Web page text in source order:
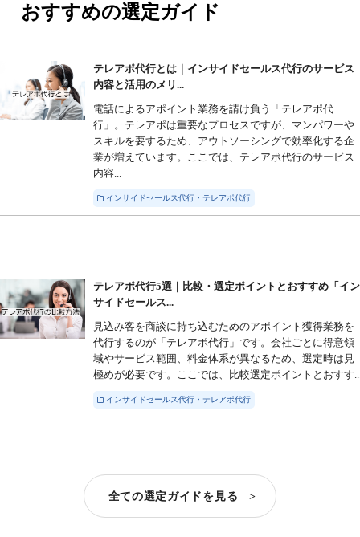
おすすめの選定ガイド
テレアポ代行とは｜インサイドセールス代行のサービス
内容と活用のメリ...
電話によるアポイント業務を請け負う「テレアポ代
行」。テレアポは重要なプロセスですが、マンパワーや
スキルを要するため、アウトソーシングで効率化する企
業が増えています。ここでは、テレアポ代行のサービス
内容...
インサイドセールス代行・テレアポ代行
テレアポ代行5選｜比較・選定ポイントとおすすめ「イン
サイドセールス...
見込み客を商談に持ち込むためのアポイント獲得業務を
代行するのが「テレアポ代行」です。会社ごとに得意領
域やサービス範囲、料金体系が異なるため、選定時は見
極めが必要です。ここでは、比較選定ポイントとおすす
インサイドセールス代行・テレアポ代行
全ての選定ガイドを見る >